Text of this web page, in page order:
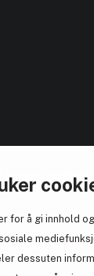
for å gi innhold
dessuten
poeng og